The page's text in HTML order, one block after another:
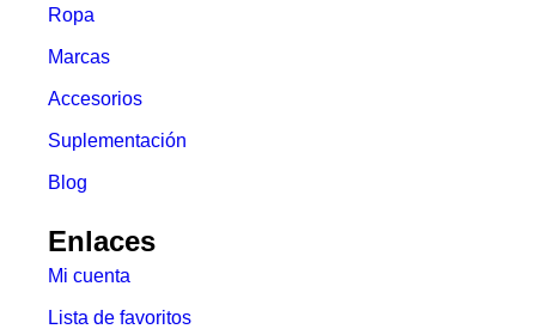
Ropa
Marcas
Accesorios
Suplementación
Blog
Enlaces
Mi cuenta
Lista de favoritos